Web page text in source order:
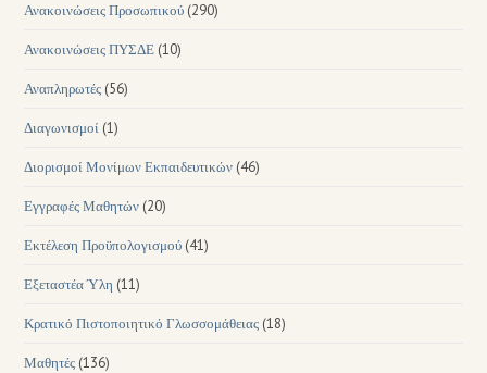
Ανακοινώσεις Προσωπικού (290)
Ανακοινώσεις ΠΥΣΔΕ (10)
Αναπληρωτές (56)
Διαγωνισμοί (1)
Διορισμοί Μονίμων Εκπαιδευτικών (46)
Εγγραφές Μαθητών (20)
Εκτέλεση Προϋπολογισμού (41)
Εξεταστέα Ύλη (11)
Κρατικό Πιστοποιητικό Γλωσσομάθειας (18)
Μαθητές (136)